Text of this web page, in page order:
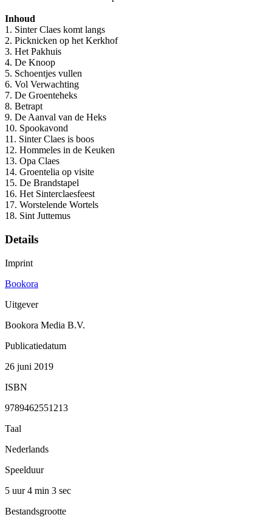
Inhoud
1. Sinter Claes komt langs
2. Picknicken op het Kerkhof
3. Het Pakhuis
4. De Knoop
5. Schoentjes vullen
6. Vol Verwachting
7. De Groenteheks
8. Betrapt
9. De Aanval van de Heks
10. Spookavond
11. Sinter Claes is boos
12. Hommeles in de Keuken
13. Opa Claes
14. Groentelia op visite
15. De Brandstapel
16. Het Sinterclaesfeest
17. Worstelende Wortels
18. Sint Juttemus
Details
Imprint
Bookora
Uitgever
Bookora Media B.V.
Publicatiedatum
26 juni 2019
ISBN
9789462551213
Taal
Nederlands
Speelduur
5 uur 4 min 3 sec
Bestandsgrootte